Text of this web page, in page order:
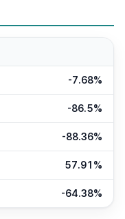
-7.68%
-86.5%
-88.36%
57.91%
-64.38%